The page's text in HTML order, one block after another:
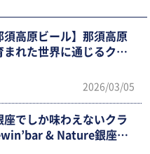
須高原ビール】那須高原
まれた世界に通じるクラ
2026/03/05
座でしか味わえないクラ
& Nature銀座醸